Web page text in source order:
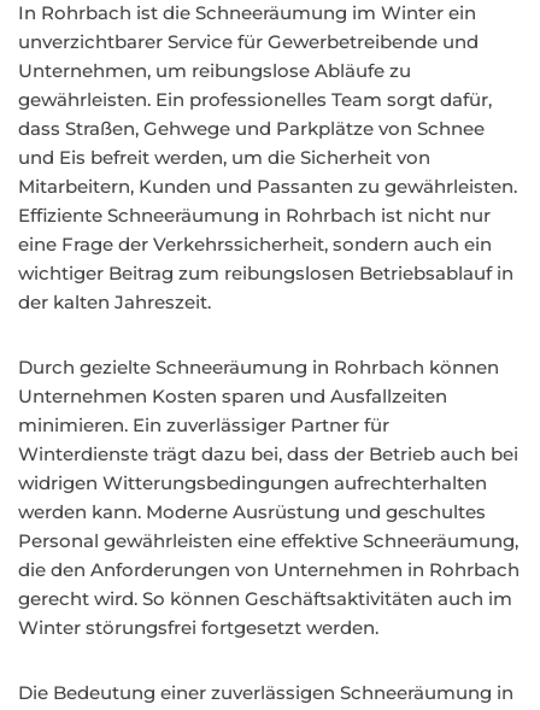
In Rohrbach ist die Schneeräumung im Winter ein
unverzichtbarer Service für Gewerbetreibende und
Unternehmen, um reibungslose Abläufe zu
gewährleisten. Ein professionelles Team sorgt dafür,
dass Straßen, Gehwege und Parkplätze von Schnee
und Eis befreit werden, um die Sicherheit von
Mitarbeitern, Kunden und Passanten zu gewährleisten.
Effiziente Schneeräumung in Rohrbach ist nicht nur
eine Frage der Verkehrssicherheit, sondern auch ein
wichtiger Beitrag zum reibungslosen Betriebsablauf in
der kalten Jahreszeit.
Durch gezielte Schneeräumung in Rohrbach können
Unternehmen Kosten sparen und Ausfallzeiten
minimieren. Ein zuverlässiger Partner für
Winterdienste trägt dazu bei, dass der Betrieb auch bei
widrigen Witterungsbedingungen aufrechterhalten
werden kann. Moderne Ausrüstung und geschultes
Personal gewährleisten eine effektive Schneeräumung,
die den Anforderungen von Unternehmen in Rohrbach
gerecht wird. So können Geschäftsaktivitäten auch im
Winter störungsfrei fortgesetzt werden.
Die Bedeutung einer zuverlässigen Schneeräumung in